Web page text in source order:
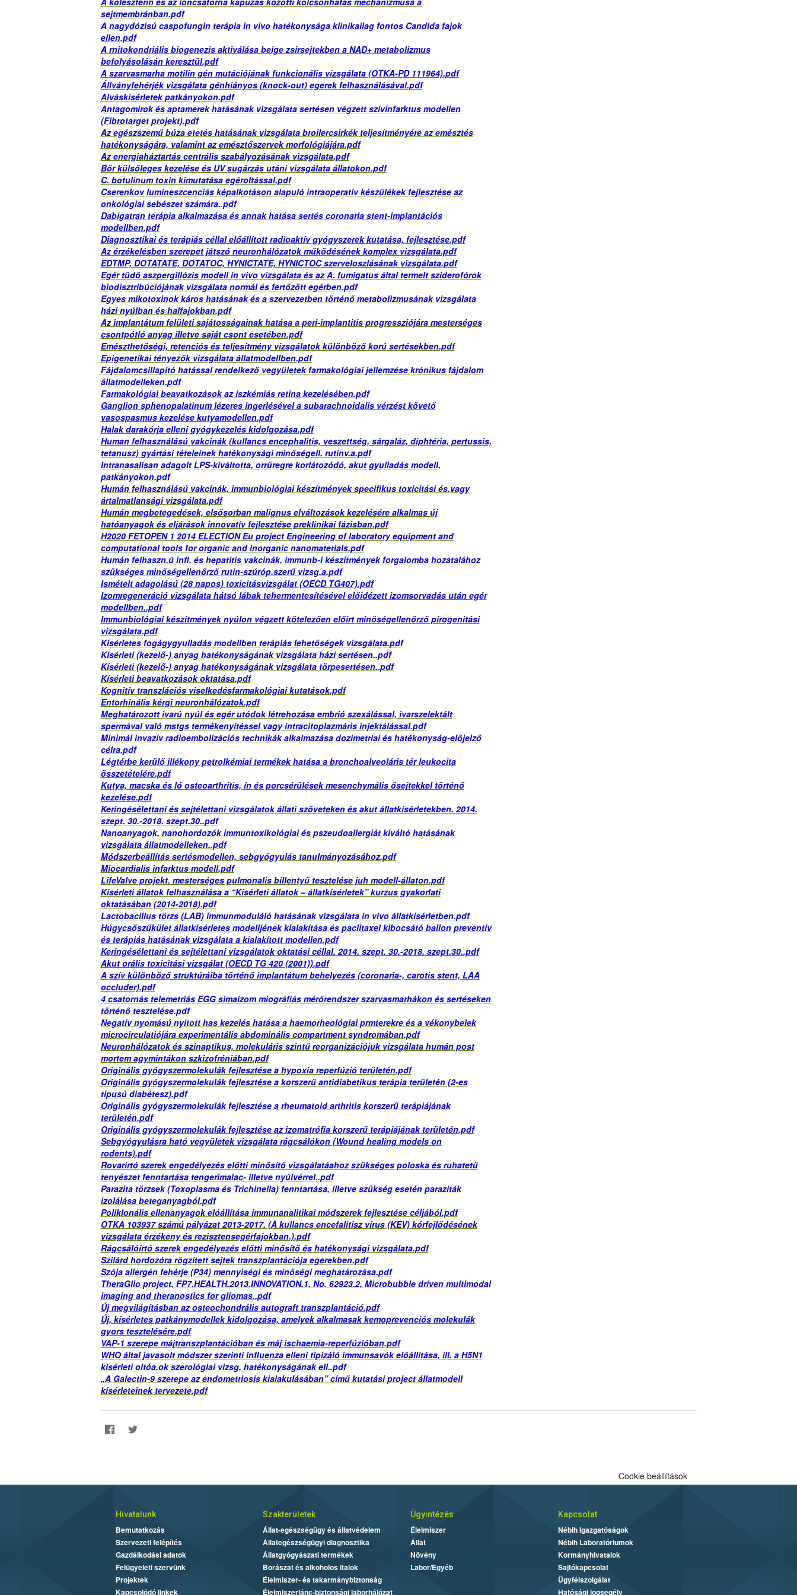
sejtmembránban.pdf
A nagydózisú caspofungin terápia in vivo hatékonysága klinikailag fontos Candida fajok
ellen.pdf
A rnitokondriális biogenezis aktiválása beige zsirsejtekben a NAD+ metabolizmus
befolyásolásán keresztül.pdf
A szarvasmarha motilin gén mutációjának funkcionális vizsgálata (OTKA-PD 111964).pdf
Állványfehérjék vizsgálata génhiányos (knock-out) egerek felhasználásával.pdf
Alváskísérletek patkányokon.pdf
Antagomirok és aptamerek hatásának vizsgálata sertésen végzett szívinfarktus modellen
(Fibrotarget projekt).pdf
Az egészszemű búza etetés hatásának vizsgálata broilercsirkék teljesítményére az emésztés
hatékonyságára, valamint az emésztőszervek morfológiájára.pdf
Az energiaháztartás centrális szabályozásának vizsgálata.pdf
Bőr külsőleges kezelése és UV sugárzás utáni vizsgálata állatokon.pdf
C. botulinum toxin kimutatása egéroltással.pdf
Cserenkov lumineszcenciás képalkotáson alapuló intraoperatív készülékek fejlesztése az
onkológiai sebészet számára..pdf
Dabigatran terápia alkalmazása és annak hatása sertés coronaria stent-implantációs
modellben.pdf
Diagnosztikai és terápiás céllal előállított radioaktív gyógyszerek kutatása, fejlesztése.pdf
Az érzékelésben szerepet játszó neuronhálózatok működésének komplex vizsgálata.pdf
EDTMP, DOTATATE, DOTATOC, HYNICTATE, HYNICTOC szerveloszlásának vizsgálata.pdf
Egér tüdő aszpergillózis modell in vivo vizsgálata és az A. fumigatus által termelt sziderofórok
biodisztribúciójának vizsgálata normál és fertőzött egérben.pdf
Egyes mikotoxinok káros hatásának és a szervezetben történő metabolizmusának vizsgálata
házi nyúlban és halfajokban.pdf
Az implantátum felületi sajátosságainak hatása a peri-implantitis progressziójára mesterséges
csontpótló anyag iIIetve saját csont esetében.pdf
Emészthetőségi, retenciós és teljesítmény vizsgálatok különböző korú sertésekben.pdf
Epigenetikai tényezők vizsgálata állatmodellben.pdf
Fájdalomcsillapító hatással rendelkező vegyületek farmakológiai jellemzése krónikus fájdalom
állatmodelleken.pdf
Farmakológiai beavatkozások az iszkémiás retina kezelésében.pdf
Ganglion sphenopalatinum lézeres ingerlésével a subarachnoidalis vérzést követő
vasospasmus kezelése kutyamodellen.pdf
Halak darakórja elleni gyógykezelés kidolgozása.pdf
Human felhasználású vakcinák (kullancs encephalitis, veszettség, sárgaláz, diphtéria, pertussis,
tetanusz) gyártási tételeinek hatékonysági minőségell. rutinv.a.pdf
Intranasalisan adagolt LPS-kiváltotta, orrüregre korlátozódó, akut gyulladás modell,
patkányokon.pdf
Humán felhasználású vakcinák, immunbiológiai készítmények specifikus toxicitási és.vagy
ártalmatlansági vizsgálata.pdf
Humán megbetegedések, elsősorban malignus elváltozások kezelésére alkalmas új
hatóanyagok és eljárások innovatív fejlesztése preklinikai fázisban.pdf
H2020 FETOPEN 1 2014 ELECTION Eu project Engineering of laboratory equipment and
computational tools for organic and inorganic nanomaterials.pdf
Humán felhaszn.ú infl. és hepatitis vakcinák, immunb-i készítmények forgalomba hozatalához
szükséges minőségellenőrző rutin-szúróp.szerű vizsg.a.pdf
Ismételt adagolású (28 napos) toxicitásvizsgálat (OECD TG407).pdf
Izomregeneráció vizsgálata hátsó lábak tehermentesítésével előidézett izomsorvadás után egér
modellben..pdf
Immunbiológiai készitmények nyúlon végzett kötelezően előirt minöségellenőrző pirogenitási
vizsgálata.pdf
Kísérletes fogágygyulladás modellben terápiás lehetőségek vizsgálata.pdf
Kísérleti (kezelő-) anyag hatékonyságának vizsgálata házi sertésen..pdf
Kísérleti (kezelő-) anyag hatékonyságának vizsgálata törpesertésen..pdf
Kísérleti beavatkozások oktatása.pdf
Kognitív transzlációs viselkedésfarmakológiai kutatások.pdf
Entorhinális kérgi neuronhálózatok.pdf
Meghatározott ivarú nyúl és egér utódok létrehozása embrió szexálással, ivarszelektált
spermával való mstgs termékenyítéssel vagy intracitoplazmáris injektálással.pdf
Minimál invazív radioembolizációs technikák alkalmazása dozimetriai és hatékonyság-előjelző
célra.pdf
Légtérbe kerülő illékony petrolkémiai termékek hatása a bronchoalveoláris tér leukocita
összetételére.pdf
Kutya, macska és ló osteoarthritis, ín és porcsérülések mesenchymális ősejtekkel történő
kezelése.pdf
Keringésélettani és sejtélettani vizsgálatok állati szöveteken és akut állatkísérletekben. 2014.
szept. 30.-2018. szept.30..pdf
Nanoanyagok, nanohordozók immuntoxikológiai és pszeudoallergiát kiváltó hatásának
vizsgálata állatmodelleken..pdf
Módszerbeállítás sertésmodellen, sebgyógyulás tanulmányozásához.pdf
Miocardialis infarktus modell.pdf
LifeValve projekt. mesterséges pulmonalis billentyű tesztelése juh modell-állaton.pdf
Kísérleti állatok felhasználása a “Kísérleti állatok – állatkísérletek” kurzus gyakorlati
oktatásában (2014-2018).pdf
Lactobacillus törzs (LAB) immunmoduláló hatásának vizsgálata in vivo állatkísérIetben.pdf
Húgycsőszűkület állatkísérletes modelljének kialakítása és paclitaxel kibocsátó ballon preventív
és terápiás hatásának vizsgálata a kialakított modellen.pdf
Keringésélettani és sejtélettani vizsgálatok oktatási céllal. 2014. szept. 30.-2018. szept.30..pdf
Akut orális toxicitási vizsgálat (OECD TG 420 (2001)).pdf
A szív különböző struktúráiba történő implantátum behelyezés (coronaria-, carotis stent, LAA
occluder).pdf
4 csatornás telemetriás EGG simaizom miográfiás mérőrendszer szarvasmarhákon és sertéseken
történő tesztelése.pdf
Negatív nyomású nyitott has kezelés hatása a haemorheológiai prmterekre és a vékonybelek
microcirculatiójára experimentális abdominális compartment syndromában.pdf
Neuronhálózatok és szinaptikus, molekuláris szintű reorganizációjuk vizsgálata humán post
mortem agymintákon szkizofréniában.pdf
Originális gyógyszermolekulák fejlesztése a hypoxia reperfúzió területén.pdf
Originális gyógyszermolekulák fejlesztése a korszerű antidiabetikus terápia területén (2-es
típusú diabétesz).pdf
Originális gyógyszermolekulák fejlesztése a rheumatoid arthritis korszerű terápiájának
területén.pdf
Originális gyógyszermolekulák fejlesztése az izomatrófia korszerű terápiájának területén.pdf
Sebgyógyulásra ható vegyületek vizsgálata rágcsálókon (Wound healing models on
rodents).pdf
Rovarirtó szerek engedélyezés előtti minősítő vizsgálatáahoz szükséges poloska és ruhatetű
tenyészet fenntartása tengerimalac- illetve nyúlvérrel..pdf
Parazita törzsek (Toxoplasma és Trichinella) fenntartása, illetve szükség esetén paraziták
izolálása beteganyagból.pdf
Poliklonális ellenanyagok elóállítása immunanalitikai módszerek fejlesztése céljából.pdf
OTKA 103937 számú pályázat 2013-2017. (A kullancs encefalitisz vírus (KEV) kórfejlődésének
vizsgálata érzékeny és rezisztensegérfajokban.).pdf
Rágcsálóírtó szerek engedélyezés előtti minősítő és hatékonysági vizsgálata.pdf
Szilárd hordozóra rögzített sejtek transzplantációja egerekben.pdf
Szója allergén fehérje (P34) mennyiségi és minőségi meghatározása.pdf
TheraGlio project, FP7.HEALTH.2013.INNOVATION.1, No. 62923.2, Microbubble driven multimodal
imaging and theranostics for gliomas..pdf
Új megvilágításban az osteochondrális autograft transzplantáció.pdf
Új, kísérletes patkánymodellek kidolgozása, amelyek alkalmasak kemoprevenciós molekulák
gyors tesztelésére.pdf
VAP-1 szerepe májtranszplantációban és máj ischaemia-reperfúzióban.pdf
WHO által javasolt módszer szerinti influenza elleni tipizáló immunsavók előállítása, ill. a H5N1
kísérleti oltóa.ok szerológiai vizsg, hatékonyságának ell..pdf
„A Galectin-9 szerepe az endometriosis kialakulásában” című kutatási project állatmodell
kísérleteinek tervezete.pdf
Cookie beállítások
Hivatalunk
Bemutatkozás
Szervezeti felépítés
Gazdálkodási adatok
Felügyeleti szervünk
Projektek
Kapcsolódó linkek
Szakterületek
Állat-egészségügy és állatvédelem
Állategészségügyi diagnosztika
Állatgyógyászati termékek
Borászat és alkoholos italok
Élelmiszer- és takarmánybiztonság
Élelmiszerlánc-biztonsági laborhálózat
Ügyintézés
Élelmiszer
Állat
Növény
Labor/Egyéb
Kapcsolat
Nébih Igazgatóságok
Nébih Laboratóriumok
Kormányhivatalok
Sajtókapcsolat
Ügyfélszolgálat
Hatósági jogsegély